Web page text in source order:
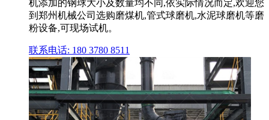
机添加的钢球大小及数量均不同,依实际情况而定,欢迎您
到郑州机械公司选购磨煤机,管式球磨机,水泥球磨机等磨
粉设备,可现场试机。
联系电话: 180 3780 8511